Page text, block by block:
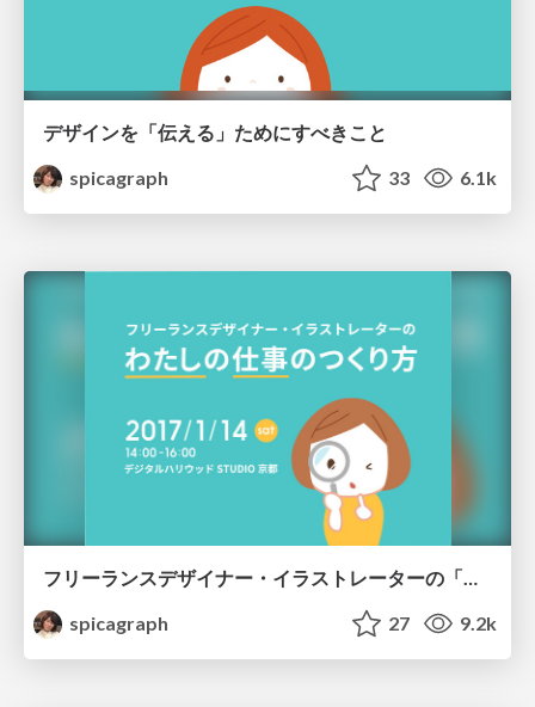
デザインを「伝える」ためにすべきこと
spicagraph
33 6.1k
spicagraph
27 9.2k